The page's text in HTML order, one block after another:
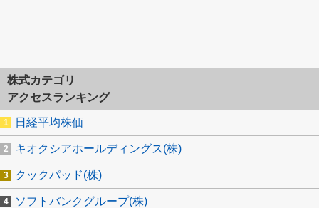
株式カテゴリ
アクセスランキング
日経平均株価
キオクシアホールディングス(株)
クックパッド(株)
ソフトバンクグループ(株)